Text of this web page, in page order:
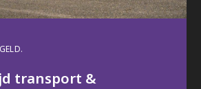
transport &